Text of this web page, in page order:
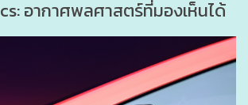
อากาศพลศาสตร์ที่มองเห็นได้